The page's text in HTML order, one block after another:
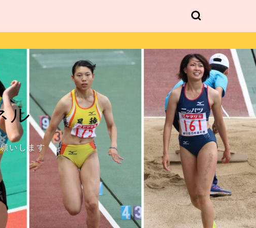
ル
いします